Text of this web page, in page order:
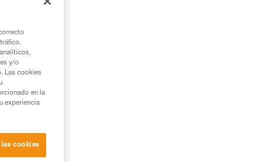
y/o
Las cookies
en la
experiencia
cookies